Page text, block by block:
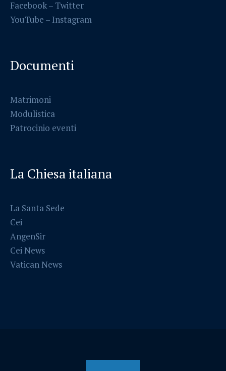
Facebook– Twitter
YouTube – Instagram
Documenti
Matrimoni
Modulistica
Patrocinio eventi
La Chiesa italiana
La Santa Sede
Cei
AngenSir
Cei News
Vatican News